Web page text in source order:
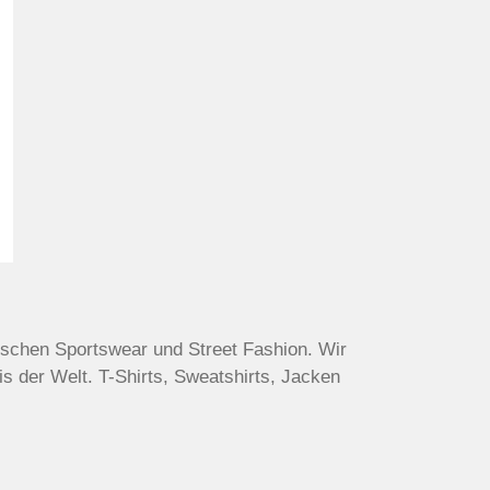
Sportswear und Street Fashion. Wir
der Welt. T-Shirts, Sweatshirts, Jacken